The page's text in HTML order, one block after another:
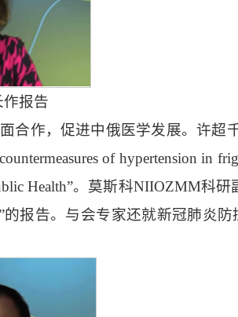
作报告
作，促进中俄医学发展。许超
of hypertension in
Health”。莫斯科NIIOZMM科研
的报告。与会专家还就新冠肺炎